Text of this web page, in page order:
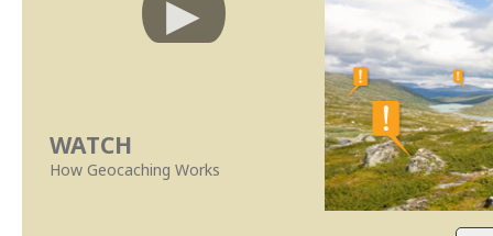
WATCH
How Geocaching Works